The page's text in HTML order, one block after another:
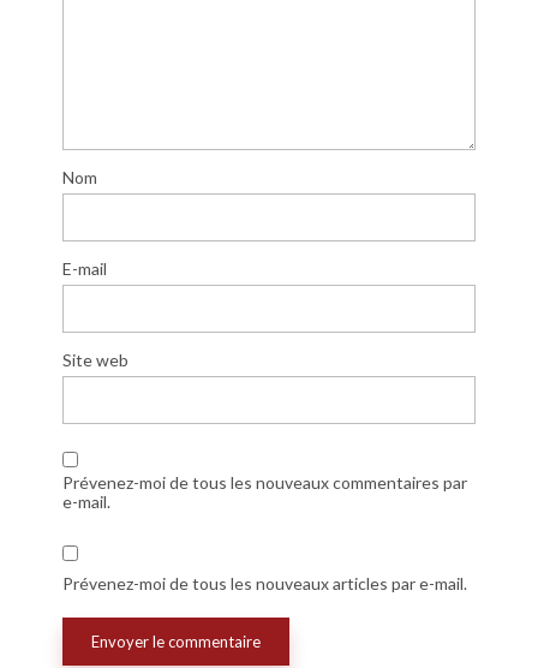
Nom
E-mail
Site web
Prévenez-moi de tous les nouveaux commentaires par
e-mail.
Prévenez-moi de tous les nouveaux articles par e-mail.